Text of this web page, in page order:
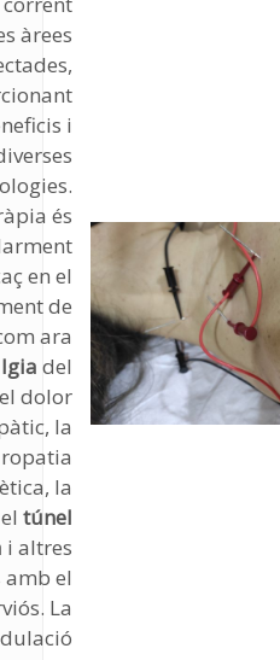
àrees
i
és
en el
de
ara
del
dolor
la
la
túnel
i altres
el
La